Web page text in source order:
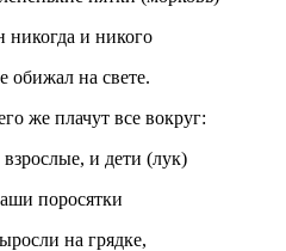
и никого
на свете.
все вокруг:
и дети (лук)
на грядке,